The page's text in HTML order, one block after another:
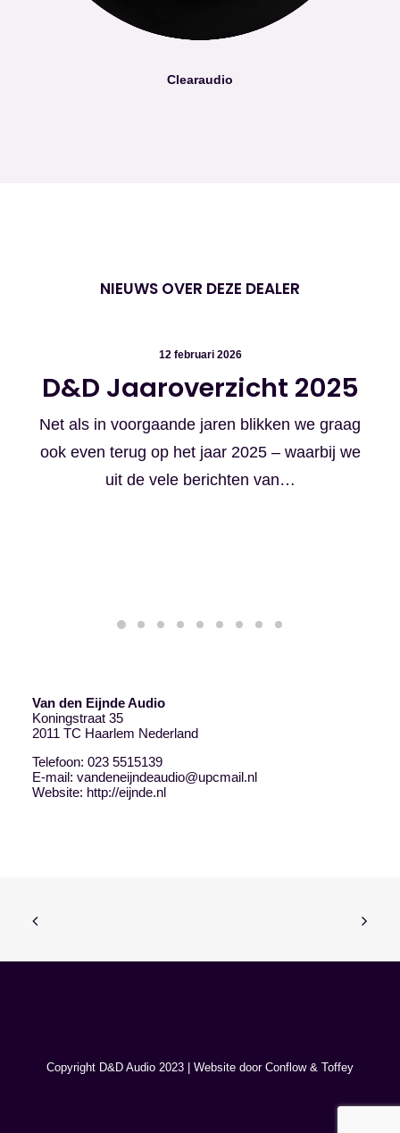
Clearaudio
NIEUWS OVER DEZE DEALER
12 februari 2026
D&D Jaaroverzicht 2025
Net als in voorgaande jaren blikken we graag
ook even terug op het jaar 2025 – waarbij we
uit de vele berichten van…
Van den Eijnde Audio
Koningstraat 35
2011 TC Haarlem Nederland
Telefoon: 023 5515139
E-mail: vandeneijndeaudio@upcmail.nl
Website: http://eijnde.nl
Copyright D&D Audio 2023 | Website door Conflow& Toffey